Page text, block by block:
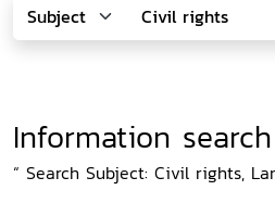
Information
“ Search Subject: Civil rights,